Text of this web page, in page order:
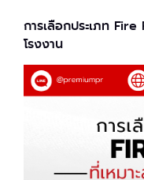
การเลือกประเภท
โรงงาน